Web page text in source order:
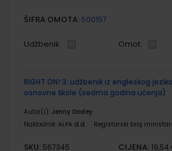
ŠIFRA OMOTA: 500157
Udžbenik Omot
RIGHT ON! 3; udžbenik iz engleskog
osnovne škole (sedma godina učenja)
Autor(i): Jenny Dooley
Nakladnik: ALFA d.d. Registarski broj
SKU: 567345 CIJENA: 19,54